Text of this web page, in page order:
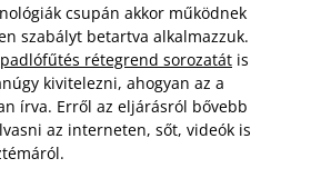
csupán akkor működnek
szabályt betartva alkalmazzuk.
rétegrend sorozatát is
kivitelezni, ahogyan az a
írva. Erről az eljárásról bővebb
az interneten, sőt, videók is